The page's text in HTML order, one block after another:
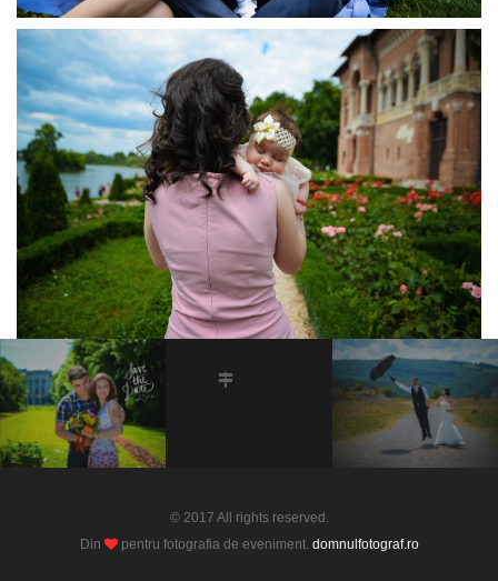
© 2017 All rights reserved.
Din
pentru fotografia de eveniment. domnulfotograf.ro